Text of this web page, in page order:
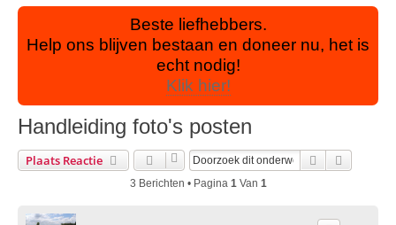
Beste liefhebbers.
Help ons blijven bestaan en doneer nu, het is
echt nodig!
Klik hier!
Handleiding foto's posten
Plaats Reactie Zoek
3 Berichten • Pagina 1Van 1